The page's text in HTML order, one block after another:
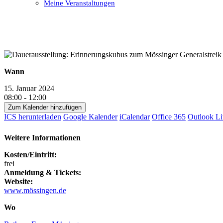
Meine Veranstaltungen
Wann
15. Januar 2024
08:00 - 12:00
Zum Kalender hinzufügen
ICS herunterladen Google Kalender iCalendar Office 365 Outlook
Weitere Informationen
Kosten/Eintritt:
frei
Anmeldung & Tickets:
Website:
www.mössingen.de
Wo